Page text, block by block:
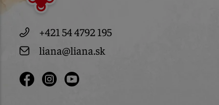
+421 54 4792 195
liana@liana.sk